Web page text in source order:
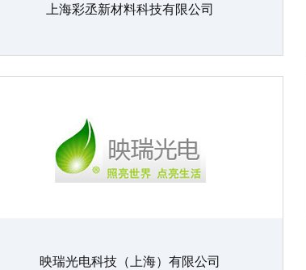
上海彩丞新材料科技有限公司
映瑞光电科技（上海）有限公司